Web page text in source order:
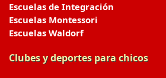
Escuelas de Integración
Escuelas Montessori
Escuelas Waldorf
Clubes y deportes para chicos